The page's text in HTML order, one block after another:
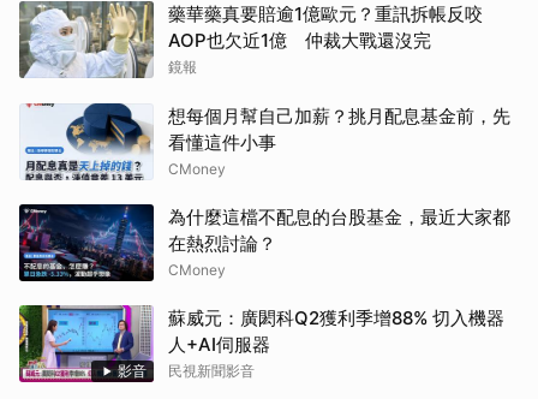
藥華藥真要賠逾1億歐元？重訊拆帳反咬
AOP也欠近1億 仲裁大戰還沒完
鏡報
想每個月幫自己加薪？挑月配息基金前，先
看懂這件小事
CMoney
為什麼這檔不配息的台股基金，最近大家都
在熱烈討論？
CMoney
影音
蘇威元：廣閎科Q2獲利季增88% 切入機器
人+AI伺服器
民視新聞影音